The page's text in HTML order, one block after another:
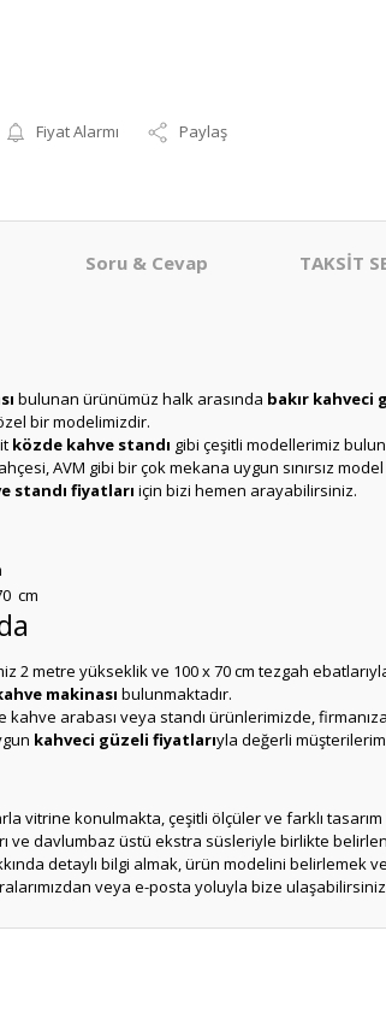
Fiyat Alarmı Paylaş
Soru & Cevap TAKSİT
bulunan ürünümüz halk arasında bakır kahveci
bir modelimizdir.
közde kahve standı gibi çeşitli modellerimiz
AVM gibi bir çok mekana uygun sınırsız
standı fiyatları için bizi hemen arayabilirsiniz.
cm
2 metre yükseklik ve 100 x 70 cm tezgah
makinası bulunmaktadır.
arabası veya standı ürünlerimizde,
kahveci güzeli fiyatlarıyla değerli
vitrine konulmakta, çeşitli ölçüler ve farklı
ve davlumbaz üstü ekstra süsleriyle birlikte
detaylı bilgi almak, ürün modelini belirlemek ve
veya e-posta yoluyla bize